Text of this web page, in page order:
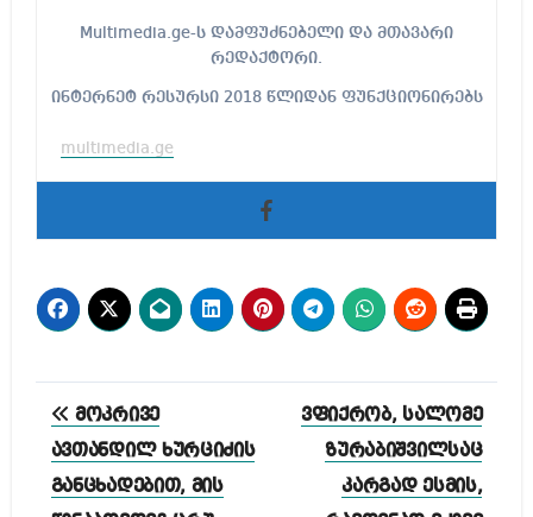
Multimedia.ge-ს დამფუძნებელი და მთავარი
რედაქტორი.
ინტერნეტ რესურსი 2018 წლიდან ფუნქციონირებს
multimedia.ge
პოსტის
ნავიგაცია
მოკრივე
ავთანდილ ხურციძის
განცხადებით, მის
ვფიქრობ, სალომე
ზურაბიშვილსაც
კარგად ესმის,